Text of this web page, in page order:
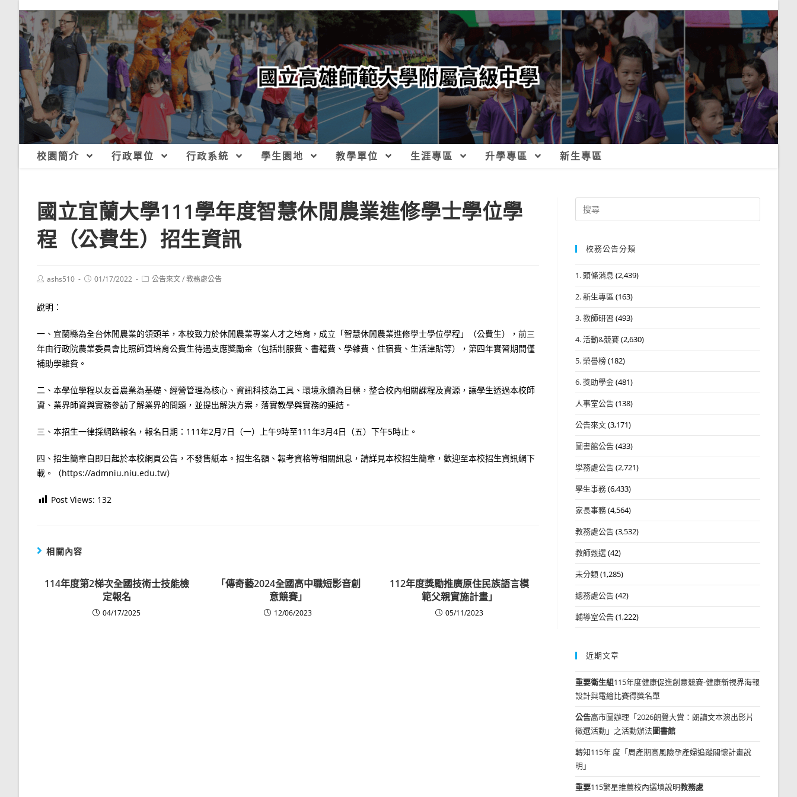
校園簡介 行政單位 行政系統 學生園地 教學單位 生涯專區 升學專區 新生專區
國立宜蘭大學111學年度智慧休閒農業進修學士學位學
程（公費生）招生資訊
Postashs510
Post01/17/2022
Post公告來文/教務處公告
說明：
一、宜蘭縣為全台休閒農業的領頭羊，本校致力於休閒農業專業人才之培育，成立「智慧休閒農業進修學士學位學程」（公費生），前三
年由行政院農業委員會比照師資培育公費生待遇支應獎勵金（包括制服費、書籍費、學雜費、住宿費、生活津貼等），第四年實習期間僅
補助學雜費。
二、本學位學程以友善農業為基礎、經營管理為核心、資訊科技為工具、環境永續為目標，整合校內相關課程及資源，讓學生透過本校師
資、業界師資與實務參訪了解業界的問題，並提出解決方案，落實教學與實務的連結。
三、本招生一律採網路報名，報名日期：111年2月7日（一）上午9時至111年3月4日（五）下午5時止。
四、招生簡章自即日起於本校網頁公告，不發售紙本。招生名額、報考資格等相關訊息，請詳見本校招生簡章，歡迎至本校招生資訊網下
載。（https://admniu.niu.edu.tw）
Post Views: 132
相關內容
114年度第2梯次全國技術士技能檢
定報名
04/17/2025
「傳奇藝2024全國高中職短影音創
意競賽」
12/06/2023
112年度獎勵推廣原住民族語言模
範父親實施計畫」
05/11/2023
Search
for:
校務公告分類
1. 頭條消息 (2,439)
2. 新生專區 (163)
3. 教師研習 (493)
4. 活動&競賽(2,630)
5. 榮譽榜(182)
6. 獎助學金(481)
人事室公告(138)
公告來文(3,171)
圖書館公告(433)
學務處公告(2,721)
學生事務(6,433)
家長事務(4,564)
教務處公告(3,532)
教師甄選(42)
未分類(1,285)
總務處公告(42)
輔導室公告(1,222)
近期文章
重要衛生組115年度健康促進創意競賽-健康新視界海報
設計與電繪比賽得獎名單
公告高市圖辦理「2026朗聲大賞：朗讀文本演出影片
徵選活動」之活動辦法圖書館
轉知115年 度「周產期高風險孕產婦追蹤關懷計畫說
明」
重要115繁星推薦校內選填說明教務處